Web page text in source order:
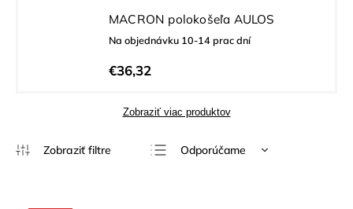
MACRON polokošeľa AULOS
Na objednávku 10-14 prac dní
€36,32
Zobraziť viac produktov
Odporúčame